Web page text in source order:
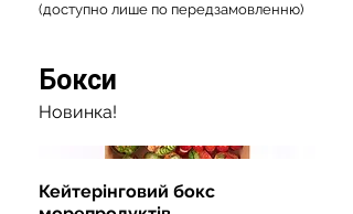
(доступно лише по передзамовленню)
Бокси
Новинка!
Кейтерінговий бокс